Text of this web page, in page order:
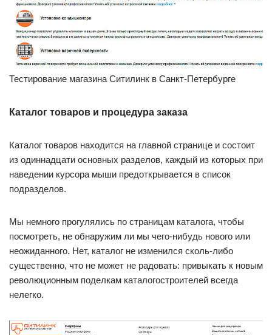
Тестирование магазина Ситилинк в Санкт-Петербурге
Каталог товаров и процедура заказа
Каталог товаров находится на главной странице и состоит
из одиннадцати основных разделов, каждый из которых при
наведении курсора мыши предоткрывается в список
подразделов.
Мы немного прогулялись по страницам каталога, чтобы
посмотреть, не обнаружим ли мы чего-нибудь нового или
неожиданного. Нет, каталог не изменился сколь-либо
существенно, что не может не радовать: привыкать к новым
революционным поделкам каталогостроителей всегда
нелегко.